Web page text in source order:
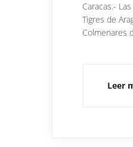
Caracas.-
Tigres de
Colmenares
Leer